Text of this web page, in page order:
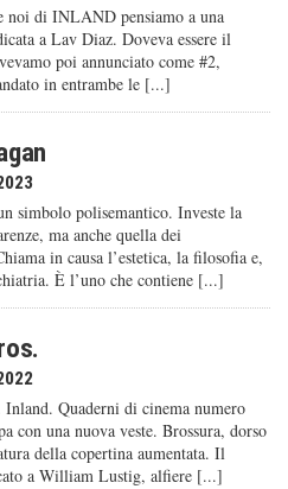
noi di INLAND pensiamo a una
a Lav Diaz. Doveva essere il
poi annunciato come #2,
in entrambe le [...]
simbolo polisemantico. Investe la
ma anche quella dei
in causa l’estetica, la filosofia e,
È l’uno che contiene [...]
Inland. Quaderni di cinema numero
con una nuova veste. Brossura, dorso
della copertina aumentata. Il
a William Lustig, alfiere [...]